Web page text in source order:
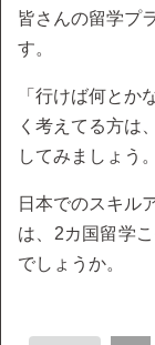
皆さんの留学プ
す。
「行けば何とか
く考えてる方は
してみましょう。
日本でのスキル
は、2カ国留学
でしょうか。